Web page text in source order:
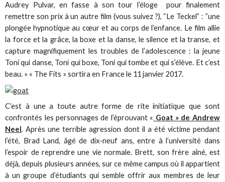
Audrey Pulvar, en fasse à son tour l’éloge pour finalement
remettre son prix à un autre film (vous suivez ?), “Le Teckel” : ”une
plongée hypnotique au cœur et au corps de l’enfance. Le film allie
la force et la grâce, la boxe et la danse, le silence et la transe, et
capture magnifiquement les troubles de l’adolescence : la jeune
Toni qui danse, Toni qui boxe, Toni qui tombe et qui s’élève. Et c’est
beau. » « The Fits » sortira en France le 11 janvier 2017.
C’est à une a toute autre forme de rite initiatique que sont
confrontés les personnages de l’éprouvant « Goat » de Andrew
Neel. Après une terrible agression dont il a été victime pendant
l’été, Brad Land, âgé de dix-neuf ans, entre à l’université dans
l’espoir de reprendre une vie normale. Brett, son frère aîné, est
déjà, depuis plusieurs années, sur ce même campus où il appartient
à un groupe d’étudiants qui semble offrir aux membres de leur